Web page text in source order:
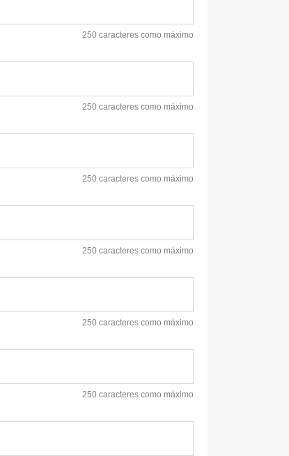
250 caracteres como máximo
250 caracteres como máximo
250 caracteres como máximo
250 caracteres como máximo
250 caracteres como máximo
250 caracteres como máximo